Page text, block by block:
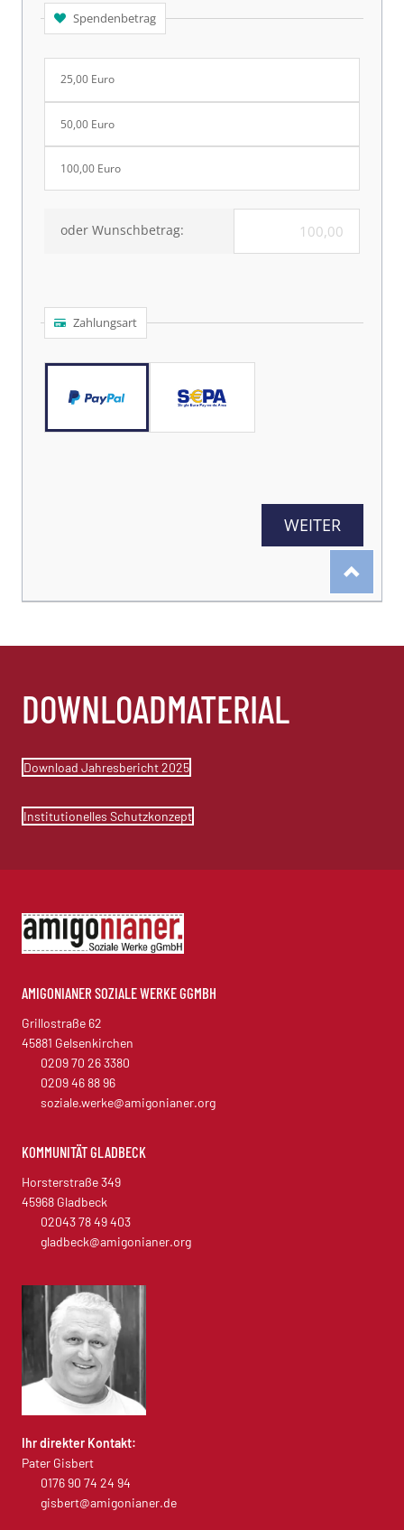
DOWNLOADMATERIAL
Download Jahresbericht 2025
Institutionelles Schutzkonzept
AMIGONIANER SOZIALE WERKE GGMBH
Grillostraße 62
45881 Gelsenkirchen
0209 70 26 3380
0209 46 88 96
soziale.werke@amigonianer.org
KOMMUNITÄT GLADBECK
Horsterstraße 349
45968 Gladbeck
02043 78 49 403
gladbeck@amigonianer.org
Ihr direkter Kontakt:
Pater Gisbert
0176 90 74 24 94
gisbert@amigonianer.de